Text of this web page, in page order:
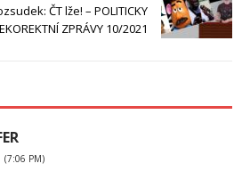
ČT lže! – POLITICKY
ZPRÁVY 10/2021
(7:06 PM)